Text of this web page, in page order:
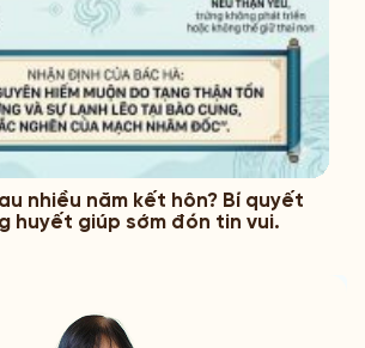
nhiều năm kết hôn? Bí quyết
huyết giúp sớm đón tin vui.